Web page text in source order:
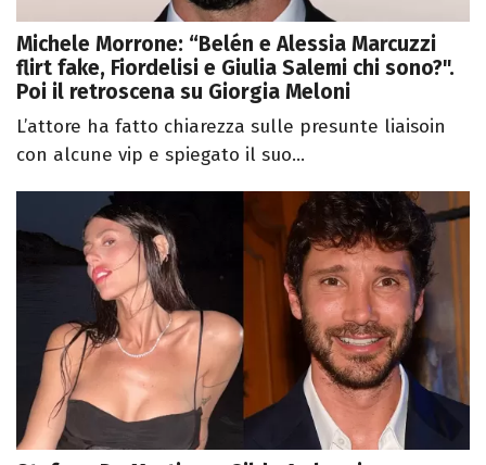
Michele Morrone: “Belén e Alessia Marcuzzi
flirt fake, Fiordelisi e Giulia Salemi chi sono?".
Poi il retroscena su Giorgia Meloni
L’attore ha fatto chiarezza sulle presunte liaisoin
con alcune vip e spiegato il suo...